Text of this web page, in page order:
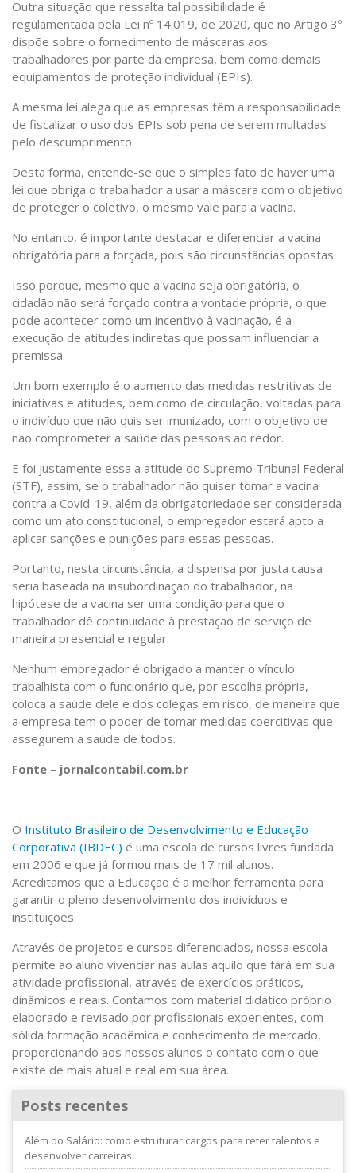
Outra situação que ressalta tal possibilidade é
regulamentada pela Lei nº 14.019, de 2020, que no Artigo 3º
dispõe sobre o fornecimento de máscaras aos
trabalhadores por parte da empresa, bem como demais
equipamentos de proteção individual (EPIs).
A mesma lei alega que as empresas têm a responsabilidade
de fiscalizar o uso dos EPIs sob pena de serem multadas
pelo descumprimento.
Desta forma, entende-se que o simples fato de haver uma
lei que obriga o trabalhador a usar a máscara com o objetivo
de proteger o coletivo, o mesmo vale para a vacina.
No entanto, é importante destacar e diferenciar a vacina
obrigatória para a forçada, pois são circunstâncias opostas.
Isso porque, mesmo que a vacina seja obrigatória, o
cidadão não será forçado contra a vontade própria, o que
pode acontecer como um incentivo à vacinação, é a
execução de atitudes indiretas que possam influenciar a
premissa.
Um bom exemplo é o aumento das medidas restritivas de
iniciativas e atitudes, bem como de circulação, voltadas para
o indivíduo que não quis ser imunizado, com o objetivo de
não comprometer a saúde das pessoas ao redor.
E foi justamente essa a atitude do Supremo Tribunal Federal
(STF), assim, se o trabalhador não quiser tomar a vacina
contra a Covid-19, além da obrigatoriedade ser considerada
como um ato constitucional, o empregador estará apto a
aplicar sanções e punições para essas pessoas.
Portanto, nesta circunstância, a dispensa por justa causa
seria baseada na insubordinação do trabalhador, na
hipótese de a vacina ser uma condição para que o
trabalhador dê continuidade à prestação de serviço de
maneira presencial e regular.
Nenhum empregador é obrigado a manter o vínculo
trabalhista com o funcionário que, por escolha própria,
coloca a saúde dele e dos colegas em risco, de maneira que
a empresa tem o poder de tomar medidas coercitivas que
assegurem a saúde de todos.
Fonte – jornalcontabil.com.br
O Instituto Brasileiro de Desenvolvimento e Educação
Corporativa (IBDEC) é uma escola de cursos livres fundada
em 2006 e que já formou mais de 17 mil alunos.
Acreditamos que a Educação é a melhor ferramenta para
garantir o pleno desenvolvimento dos indivíduos e
instituições.
Através de projetos e cursos diferenciados, nossa escola
permite ao aluno vivenciar nas aulas aquilo que fará em sua
atividade profissional, através de exercícios práticos,
dinâmicos e reais. Contamos com material didático próprio
elaborado e revisado por profissionais experientes, com
sólida formação acadêmica e conhecimento de mercado,
proporcionando aos nossos alunos o contato com o que
existe de mais atual e real em sua área.
Posts recentes
Além do Salário: como estruturar cargos para reter talentos e
desenvolver carreiras